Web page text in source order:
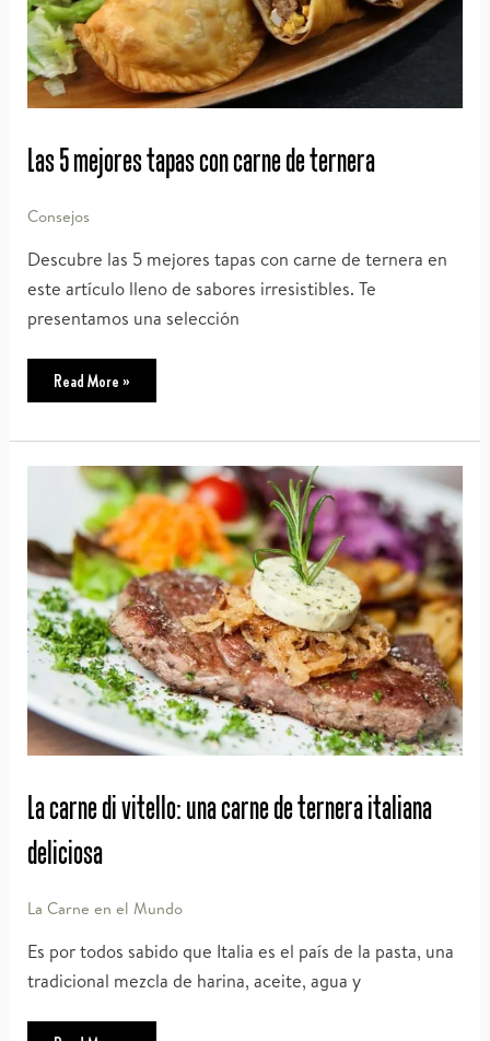
Las 5 mejores tapas con carne de ternera
Consejos
Descubre las 5 mejores tapas con carne de ternera en
este artículo lleno de sabores irresistibles. Te
presentamos una selección
Las
5
con
carne
ternera
Read More »
La carne di vitello: una carne de ternera italiana
deliciosa
La Carne en el Mundo
Es por todos sabido que Italia es el país de la pasta, una
tradicional mezcla de harina, aceite, agua y